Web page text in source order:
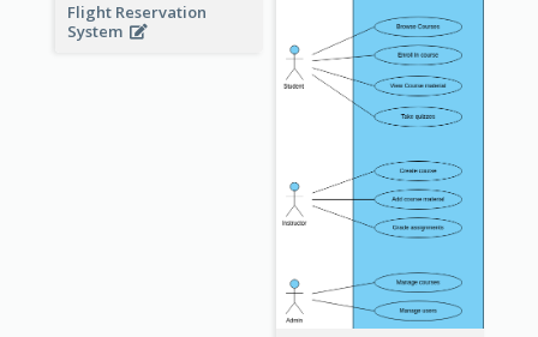
Flight Reservation
System